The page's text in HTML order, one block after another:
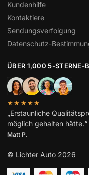
Kundenhilfe
Kontaktiere
Sendungsverfolgung
Datenschutz-
ÜBER 1,000 5-STERNE-
★★★★★
„Erstaunliche
möglich gehalten hätte.“
Matt P.
© Lichter Auto 2026